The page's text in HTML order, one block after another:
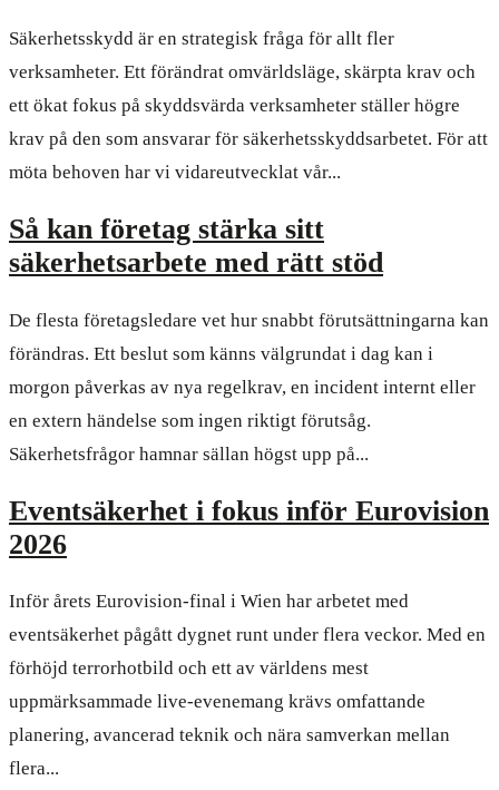
Säkerhetsskydd är en strategisk fråga för allt fler
verksamheter. Ett förändrat omvärldsläge, skärpta krav och
ett ökat fokus på skyddsvärda verksamheter ställer högre
krav på den som ansvarar för säkerhetsskyddsarbetet. För att
möta behoven har vi vidareutvecklat vår...
Så kan företag stärka sitt
säkerhetsarbete med rätt stöd
De flesta företagsledare vet hur snabbt förutsättningarna kan
förändras. Ett beslut som känns välgrundat i dag kan i
morgon påverkas av nya regelkrav, en incident internt eller
en extern händelse som ingen riktigt förutsåg.
Säkerhetsfrågor hamnar sällan högst upp på...
Eventsäkerhet i fokus inför Eurovision
2026
Inför årets Eurovision-final i Wien har arbetet med
eventsäkerhet pågått dygnet runt under flera veckor. Med en
förhöjd terrorhotbild och ett av världens mest
uppmärksammade live-evenemang krävs omfattande
planering, avancerad teknik och nära samverkan mellan
flera...